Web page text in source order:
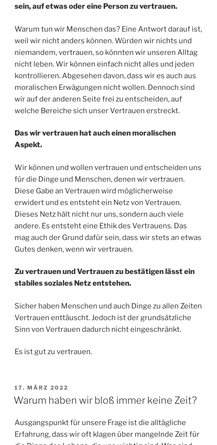
sein, auf etwas oder eine Person zu vertrauen.
Warum tun wir Menschen das? Eine Antwort darauf ist,
weil wir nicht anders können. Würden wir nichts und
niemandem, vertrauen, so könnten wir unseren Alltag
nicht leben. Wir können einfach nicht alles und jeden
kontrollieren. Abgesehen davon, dass wir es auch aus
moralischen Erwägungen nicht wollen. Dennoch sind
wir auf der anderen Seite frei zu entscheiden, auf
welche Bereiche sich unser Vertrauen erstreckt.
Das wir vertrauen hat auch einen moralischen
Aspekt.
Wir können und wollen vertrauen und entscheiden uns
für die Dinge und Menschen, denen wir vertrauen.
Diese Gabe an Vertrauen wird möglicherweise
erwidert und es entsteht ein Netz von Vertrauen.
Dieses Netz hält nicht nur uns, sondern auch viele
andere. Es entsteht eine Ethik des Vertrauens. Das
mag auch der Grund dafür sein, dass wir stets an etwas
Gutes denken, wenn wir vertrauen.
Zu vertrauen und Vertrauen zu bestätigen lässt ein
stabiles soziales Netz entstehen.
Sicher haben Menschen und auch Dinge zu allen Zeiten
Vertrauen enttäuscht. Jedoch ist der grundsätzliche
Sinn von Vertrauen dadurch nicht eingeschränkt.
Es ist gut zu vertrauen.
VERÖFFENTLICHT
AM
17. MÄRZ 2022
Warum haben wir bloß immer keine Zeit?
Ausgangspunkt für unsere Frage ist die alltägliche
Erfahrung, dass wir oft klagen über mangelnde Zeit für